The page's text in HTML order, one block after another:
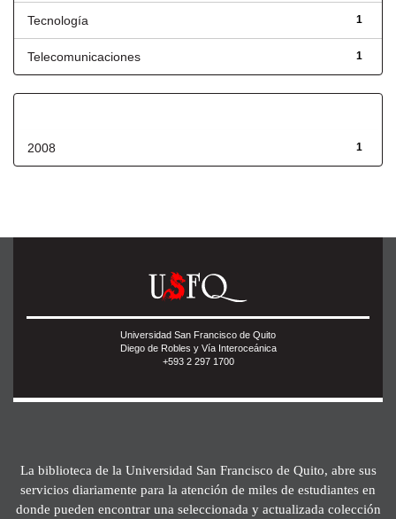
1
Tecnología
1
Telecomunicaciones
1
2008
Universidad San Francisco de Quito
Diego de Robles y Vía Interoceánica
+593 2 297 1700
La biblioteca de la Universidad San Francisco de Quito, abre sus
servicios diariamente para la atención de miles de estudiantes en
donde pueden encontrar una seleccionada y actualizada colección